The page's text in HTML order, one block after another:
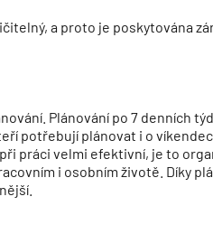
a proto je poskytována
Plánování po 7 denních
potřebují plánovat i o
práci velmi efektivní, je to
i osobním životě. Díky